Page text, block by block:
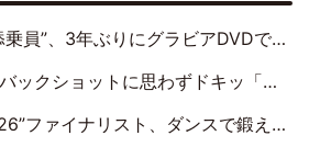
りにグラビアDVDで復活 31歳の艶やかな表情がさえわたる
ッ「世界最高レベルの美しさ」「クールビューティーで良き」「ポーズも表情も完璧」
リスト、ダンスで鍛え上げた健康的な美ボディー披露